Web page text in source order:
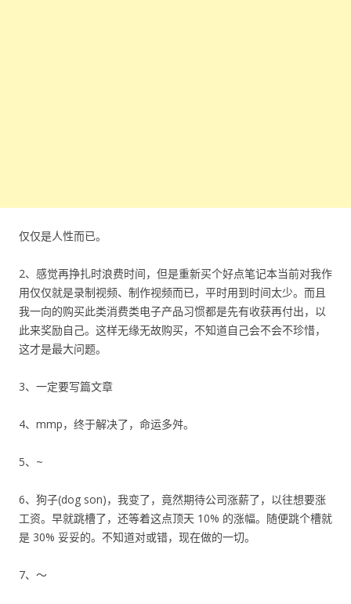
仅仅是人性而已。
2、感觉再挣扎时浪费时间，但是重新买个好点笔记本当前对我作
用仅仅就是录制视频、制作视频而已，平时用到时间太少。而且
我一向的购买此类消费类电子产品习惯都是先有收获再付出，以
此来奖励自己。这样无缘无故购买，不知道自己会不会不珍惜，
这才是最大问题。
3、一定要写篇文章
4、mmp，终于解决了，命运多舛。
5、~
6、狗子(dog son)，我变了，竟然期待公司涨薪了，以往想要涨
工资。早就跳槽了，还等着这点顶天 10% 的涨幅。随便跳个槽就
是 30% 妥妥的。不知道对或错，现在做的一切。
7、～